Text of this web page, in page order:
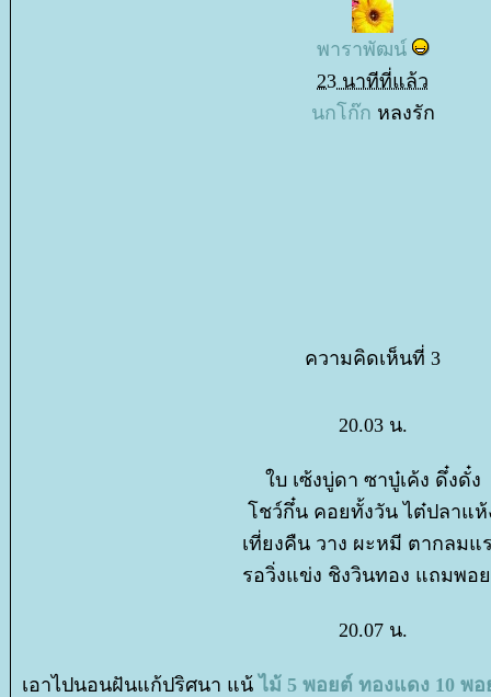
พาราพัฒน์
23 นาทีที่แล้ว
นกโก๊ก หลงรัก
ความคิดเห็นที่ 3
20.03 น.
บ เซ้งบู่ดา ซาบู๋เค้ง ดึ๋งดั๋ง
ชว์กึ๋น คอยทั้งวัน ไต๋ปลาแห้
เที่ยงคืน วาง ผะหมี ตากลมแ
รอวิ่งแข่ง ชิงวินทอง แถมพอ
20.07 น.
เอาไปนอนฝันแก้ปริศนา แน้ ไม้ 5 พอยต์ ทองแดง 10 พ